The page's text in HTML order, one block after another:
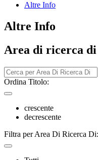
Altre Info
Altre Info
Area di ricerca di
Ordina Titolo:
crescente
decrescente
Filtra per Area Di Ricerca Di: